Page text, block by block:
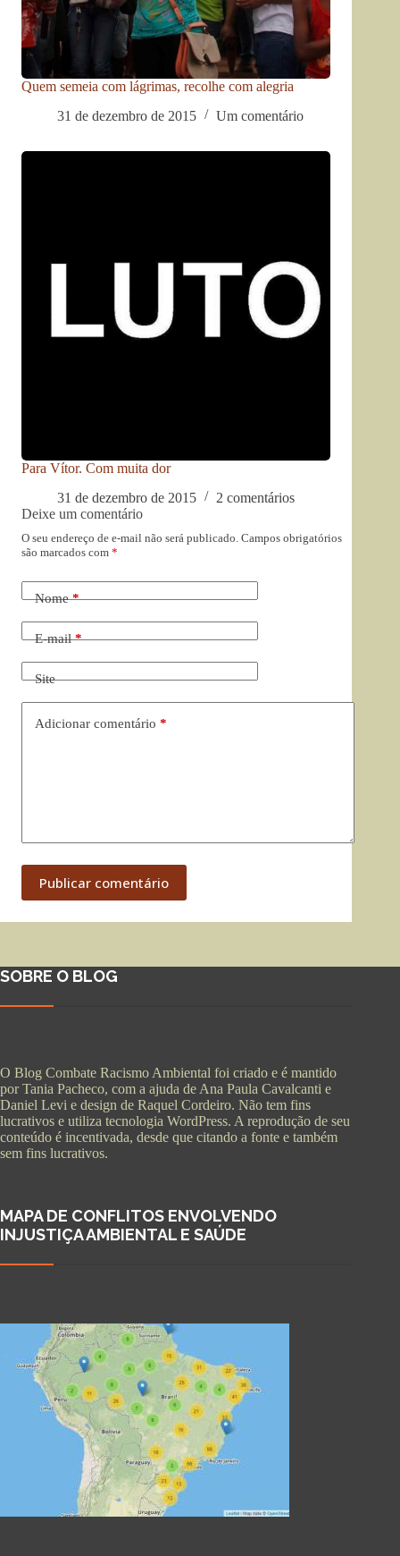
Quem semeia com lágrimas, recolhe com alegria
31 de dezembro de 2015
Um comentário
Para Vítor. Com muita dor
31 de dezembro de 2015
2 comentários
Deixe um comentário
O seu endereço de e-mail não será publicado. Campos obrigatórios
são marcados com *
Nome*
E-mail*
Site
Adicionar comentário *
Publicar comentário
SOBRE O BLOG
O Blog Combate Racismo Ambiental foi criado e é mantido
por Tania Pacheco, com a ajuda de Ana Paula Cavalcanti e
Daniel Levi e design de Raquel Cordeiro. Não tem fins
lucrativos e utiliza tecnologia WordPress. A reprodução de seu
conteúdo é incentivada, desde que citando a fonte e também
sem fins lucrativos.
MAPA DE CONFLITOS ENVOLVENDO
INJUSTIÇA AMBIENTAL E SAÚDE